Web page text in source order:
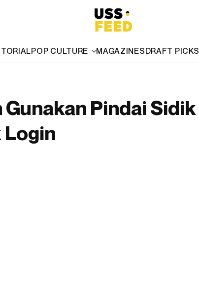
POP CULTURE MAGAZINESDRAFT PICKS
Pindai Sidik
Login